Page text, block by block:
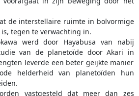
de interstellaire ruimte in bolvormige
tegen te verwachting in.
werd door Hayabusa van nabij
van de planetoïde door Akari in
leverde een beter geijkte manier
helderheid van planetoïden hun
vastgesteld dat meer dan zes